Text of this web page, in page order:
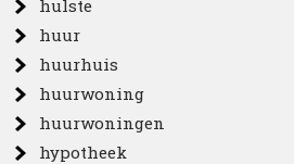
hulste
huur
huurhuis
huurwoning
huurwoningen
hypotheek